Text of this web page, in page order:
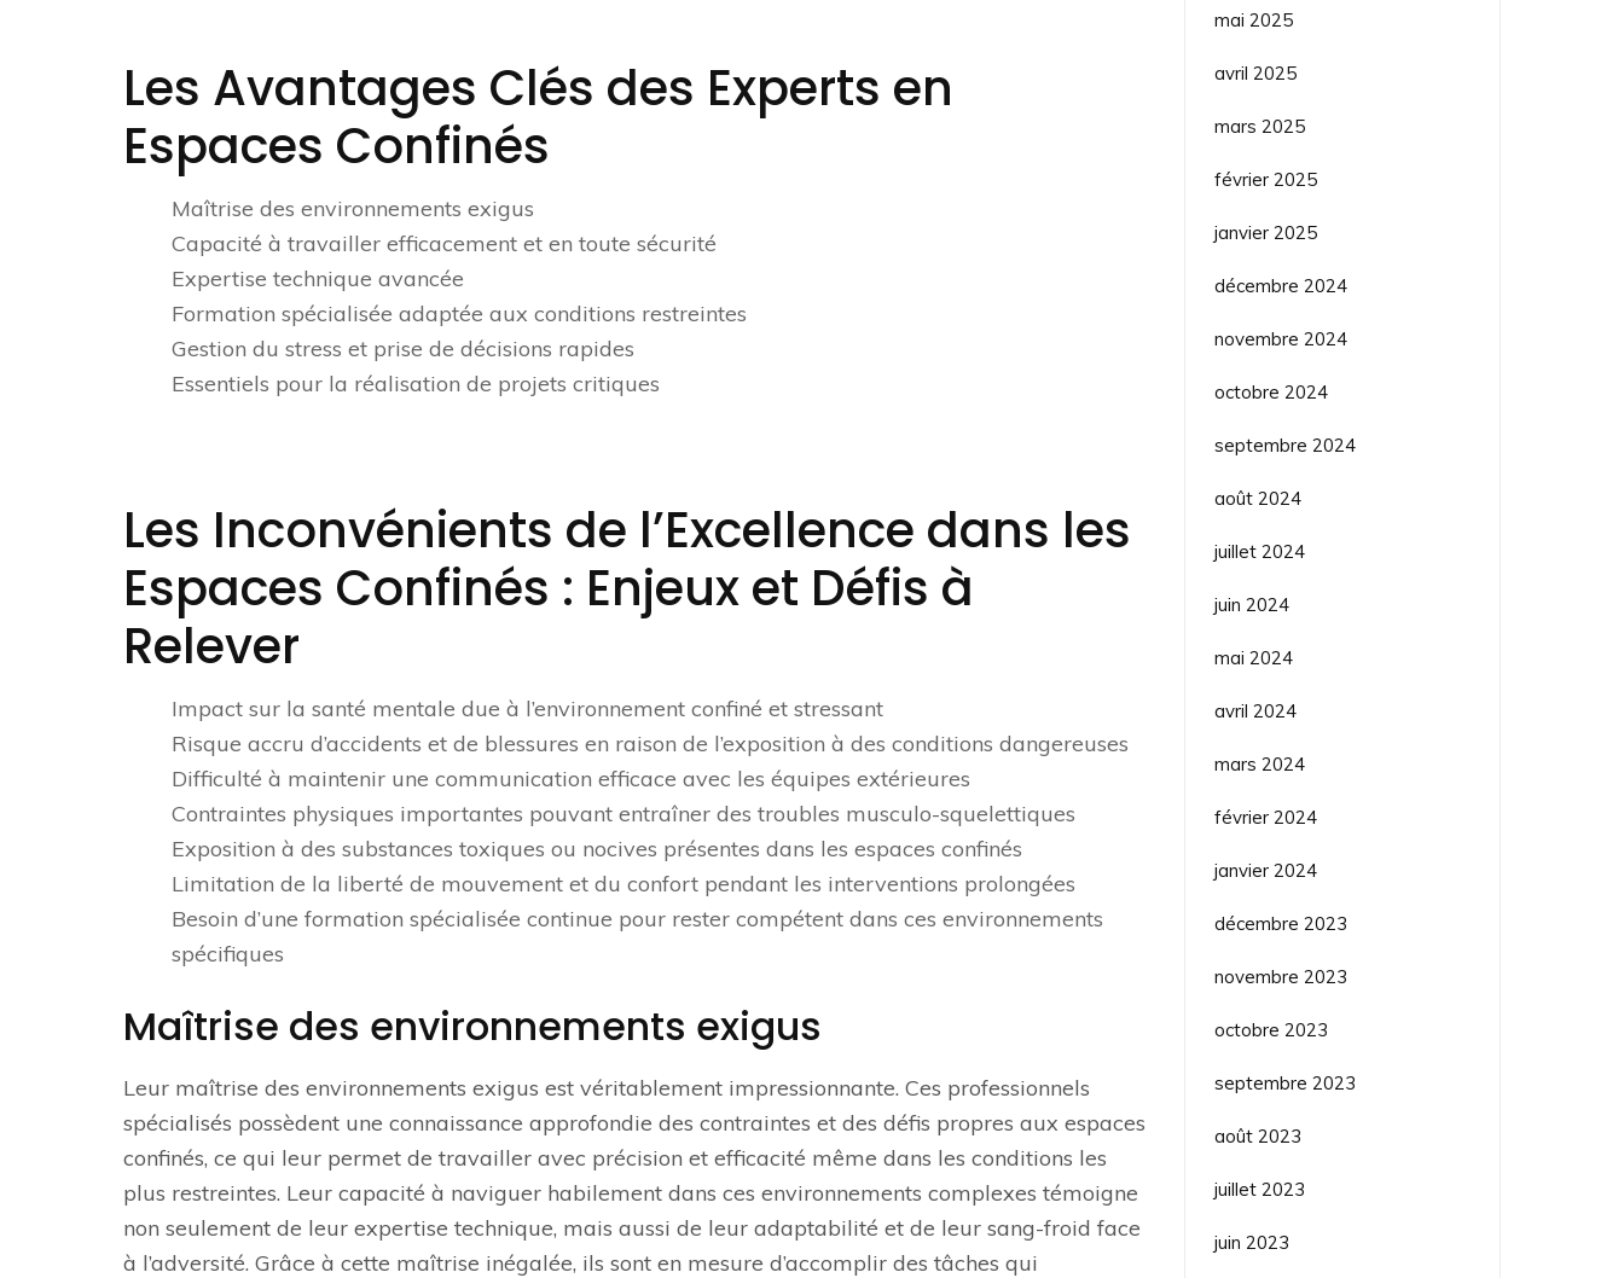
Les Avantages Clés des Experts en
Espaces Confinés
Maîtrise des environnements exigus
Capacité à travailler efficacement et en toute sécurité
Expertise technique avancée
Formation spécialisée adaptée aux conditions restreintes
Gestion du stress et prise de décisions rapides
Essentiels pour la réalisation de projets critiques
Les Inconvénients de l’Excellence dans les
Espaces Confinés : Enjeux et Défis à
Relever
Impact sur la santé mentale due à l’environnement confiné et stressant
Risque accru d’accidents et de blessures en raison de l’exposition à des conditions dangereuses
Difficulté à maintenir une communication efficace avec les équipes extérieures
Contraintes physiques importantes pouvant entraîner des troubles musculo-squelettiques
Exposition à des substances toxiques ou nocives présentes dans les espaces confinés
Limitation de la liberté de mouvement et du confort pendant les interventions prolongées
Besoin d’une formation spécialisée continue pour rester compétent dans ces environnements
spécifiques
Maîtrise des environnements exigus
Leur maîtrise des environnements exigus est véritablement impressionnante. Ces professionnels
spécialisés possèdent une connaissance approfondie des contraintes et des défis propres aux espaces
confinés, ce qui leur permet de travailler avec précision et efficacité même dans les conditions les
plus restreintes. Leur capacité à naviguer habilement dans ces environnements complexes témoigne
non seulement de leur expertise technique, mais aussi de leur adaptabilité et de leur sang-froid face
à l’adversité. Grâce à cette maîtrise inégalée, ils sont en mesure d’accomplir des tâches qui
mai 2025
avril 2025
mars 2025
février 2025
janvier 2025
décembre 2024
novembre 2024
octobre 2024
septembre 2024
août 2024
juillet 2024
juin 2024
mai 2024
avril 2024
mars 2024
février 2024
janvier 2024
décembre 2023
novembre 2023
octobre 2023
septembre 2023
août 2023
juillet 2023
juin 2023